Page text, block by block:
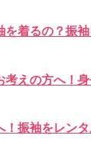
を着るの？振
考えの方へ！
！振袖をレン